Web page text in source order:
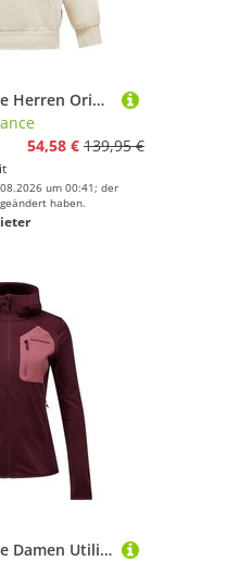
Peak Performance Herren Original Stomp Hoodie
54,58 € 139,95 €
um 00:41; der
haben.
Peak Performance Damen Utility Light Hoodie Jacke